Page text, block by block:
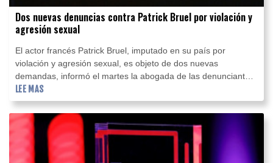
Dos nuevas denuncias contra Patrick Bruel por violación y
agresión sexual
El actor francés Patrick Bruel, imputado en su país por
violación y agresión sexual, es objeto de dos nuevas
demandas, informó el martes la abogada de las denunciantes,
lo que confirma la información publicada por el sitio Mediapart.
LEE MAS